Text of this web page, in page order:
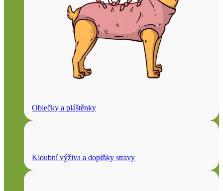
Oblečky a pláštěnky
Kloubní výživa a doplňky stravy